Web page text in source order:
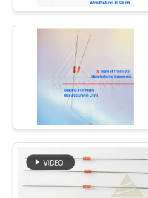
СВЯЖИТЕСЬ
НОВОСТИ
СПРОСИТЕ
ЦИТАТУ
стеклом
НТК